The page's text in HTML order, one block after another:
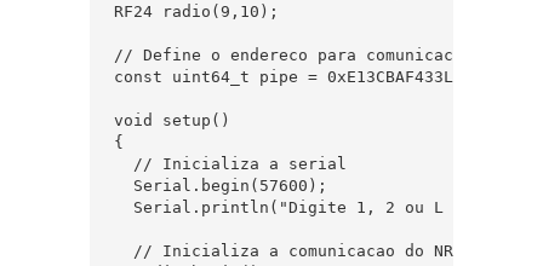
RF24 radio(9,10);
// Define o endereco para comunicacao entre
const uint64_t pipe = 0xE13CBAF433LL;
void setup()
{
  // Inicializa a serial
  Serial.begin(57600);
Serial.println("Digite 1, 2 ou L e
  // Inicializa a comunicacao do NRF24L01